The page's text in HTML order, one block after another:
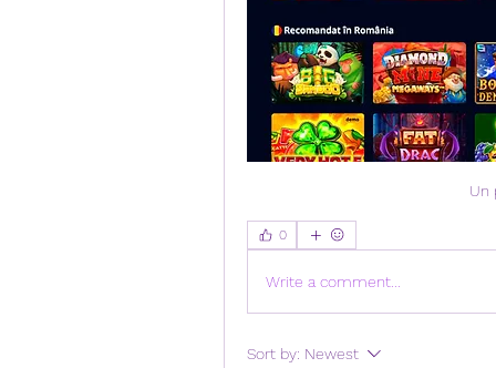
Un
0
Write a comment...
Sort by: Newest